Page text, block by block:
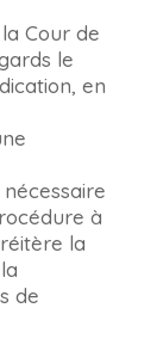
Cour de
le
en
à
la
de